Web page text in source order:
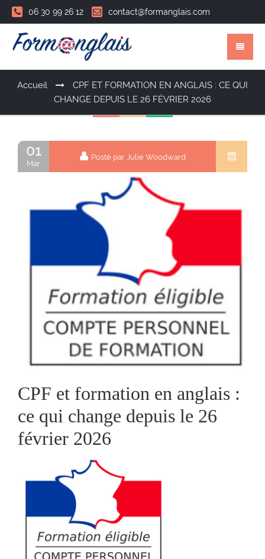
06 30 99 26 12 contact@formanglais.com
Accueil
CPF ET FORMATION EN ANGLAIS : CE QUI
CHANGE DEPUIS LE 26 FÉVRIER 2026
01
Mar
Posté par Julie Woodward
CPF et formation en anglais :
ce qui change depuis le 26
février 2026